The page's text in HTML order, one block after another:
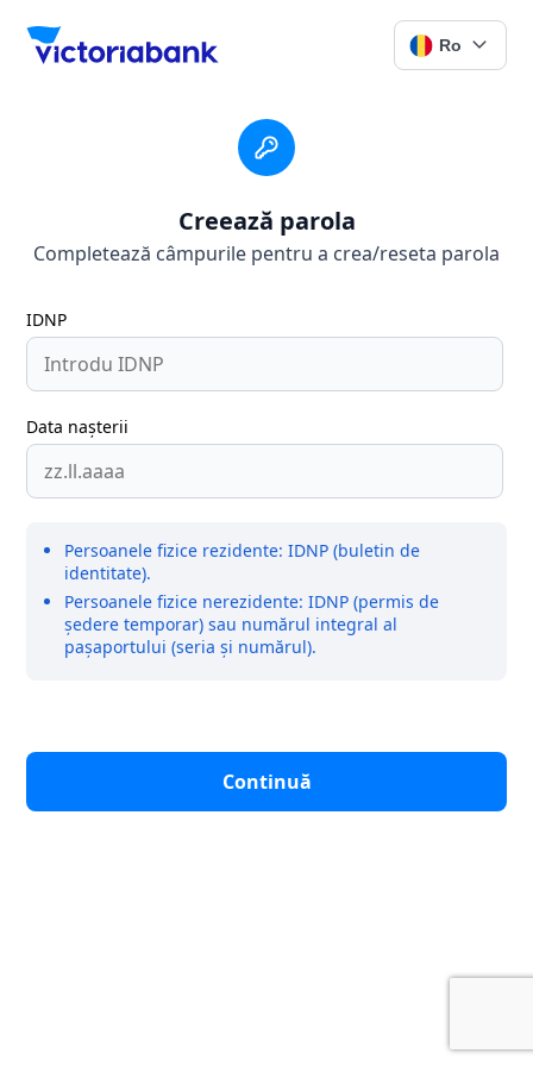
Ro
Creează parola
Completează câmpurile pentru a crea/reseta parola
IDNP
Data nașterii
Persoanele fizice rezidente: IDNP (buletin de
identitate).
Persoanele fizice nerezidente: IDNP (permis de
ședere temporar) sau numărul integral al
pașaportului (seria și numărul).